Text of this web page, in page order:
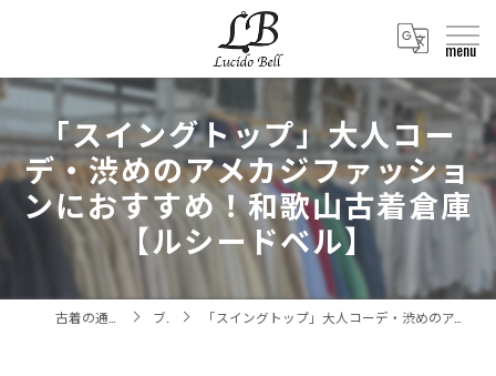
「スイングトップ」大人コー
デ・渋めのアメカジファッショ
ンにおすすめ！和歌山古着倉庫
【ルシードベル】
ブログ 「スイングトップ」大人コーデ・渋めのアメカジファッションにおすすめ！和歌山古着倉庫【ルシードベル】